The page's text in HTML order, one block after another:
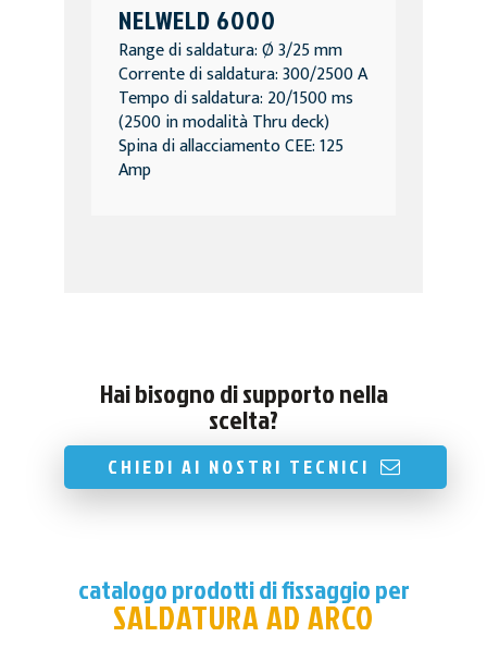
NELWELD 6000
Range di saldatura: Ø 3/25 mm
Corrente di saldatura: 300/2500 A
Tempo di saldatura: 20/1500 ms
(2500 in modalità Thru deck)
Spina di allacciamento CEE: 125
Amp
Hai bisogno di supporto nella
scelta?
CHIEDI AI NOSTRI TECNICI
catalogo prodotti di fissaggio per
SALDATURA AD ARCO